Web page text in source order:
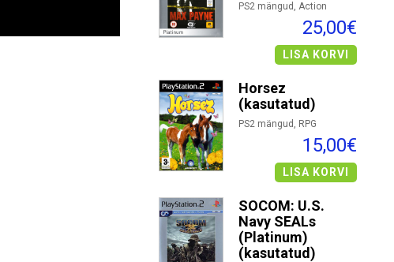
PS2 mängud, Action
25,00€
LISA KORVI
Horsez
(kasutatud)
PS2 mängud, RPG
15,00€
LISA KORVI
SOCOM: U.S.
Navy SEALs
(Platinum)
(kasutatud)